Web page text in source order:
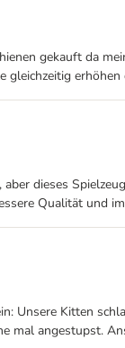
gekauft da
dieses
Qualität und
Unsere Kitten
mal angestupst.